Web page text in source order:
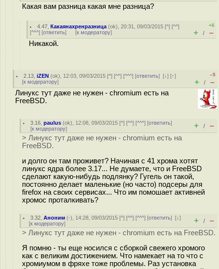
Какая вам разница какая мне разница?
4.47 ,Какаянахренразница (ok), 20:31, 09/03/2015 [^] [^^]
[^^^] [ответить] [к модератору]
+6
+ / –
Никакой.
2.13 ,iZEN (ok), 12:03, 09/03/2015 [^] [^^] [^^^] [ответить][↓] [↑]
[к модератору]
–5
+ / –
Линукс тут даже не нужен - chromium есть на
FreeBSD.
3.16 ,paulus (ok), 12:08, 09/03/2015 [^] [^^] [^^^] [ответить]
[к модератору] + / –
> Линукс тут даже не нужен - chromium есть на
FreeBSD.
и долго он там проживет? Начиная с 41 хрома хотят
линукс ядра более 3.17... Не думаете, что и FreeBSD
сделают какую-нибудь подлянку? Гугель он такой,
постоянно делает маленькие (но часто) подсеры для
firefox на своих сервисах... Что им помошает активней
хромос проталкивать?
3.32 ,Аноним (-), 14:28, 09/03/2015 [^] [^^] [^^^] [ответить][↓]
[к модератору] + / –
> Линукс тут даже не нужен - chromium есть на FreeBSD.
Я помню - ты еще носился с сборкой свежего хромого
как с великим достижением. Что намекает на то что с
хромиумом в фряхе тоже проблемы. Раз установка